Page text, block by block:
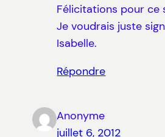
Félicitations pour
Je voudrais juste
Isabelle.
Répondre
Anonyme
juillet 6, 2012